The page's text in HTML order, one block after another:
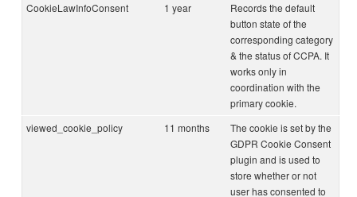
CookieLawInfoConsent
1 year
Records the default
button state of the
corresponding category
& the status of CCPA. It
works only in
coordination with the
primary cookie.
viewed_cookie_policy
11 months
The cookie is set by the
GDPR Cookie Consent
plugin and is used to
store whether or not
user has consented to